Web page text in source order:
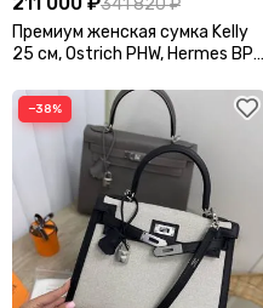
341 820 ₽
Премиум женская сумка Kelly
25 см, Ostrich PHW, Hermes BP-
−38%